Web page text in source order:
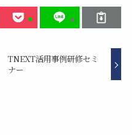
TNEXT活用事例研修セミ
ナー